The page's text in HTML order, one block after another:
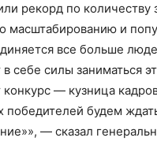
рекорд по количеству
масштабированию и
все больше
себе силы заниматься
— кузница
победителей будем
— сказал